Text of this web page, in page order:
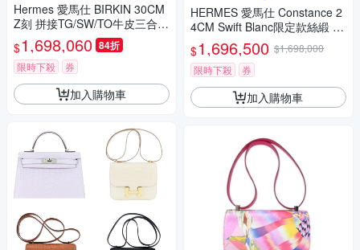
Hermes 愛馬仕 BIRKIN 30CM
Z刻 拼接TG/SW/TO牛皮三合一
鉑金包(金棕/金釦/內袋可拆)
$1,698,060 84折
限時下殺 券
加入購物車
HERMES 愛馬仕 Constance 2
4CM Swift Blanc限定款絲緞 牛
皮斜背包(Y刻/01 白/銀釦)
$1,696,500 $1,698,000
限時下殺
券
加入購物車